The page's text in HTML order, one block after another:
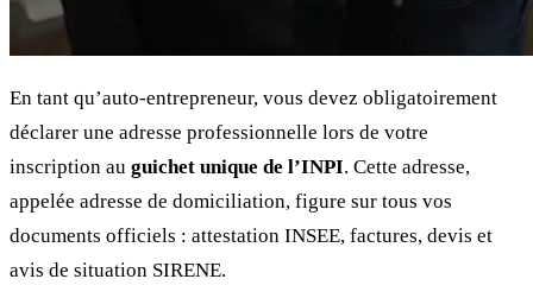
En tant qu’auto-entrepreneur, vous devez obligatoirement
déclarer une adresse professionnelle lors de votre
inscription au guichet unique de l’INPI. Cette adresse,
appelée adresse de domiciliation, figure sur tous vos
documents officiels : attestation INSEE, factures, devis et
avis de situation SIRENE.